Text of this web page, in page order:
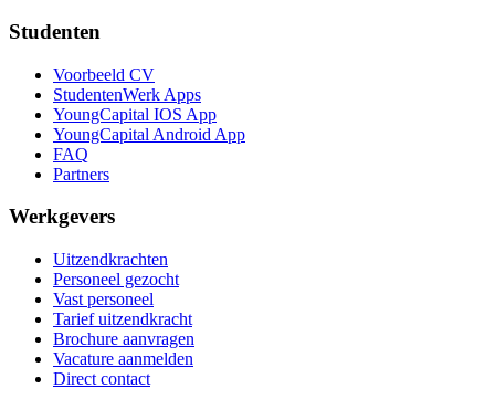
Studenten
Voorbeeld CV
StudentenWerk Apps
YoungCapital IOS App
YoungCapital Android App
FAQ
Partners
Werkgevers
Uitzendkrachten
Personeel gezocht
Vast personeel
Tarief uitzendkracht
Brochure aanvragen
Vacature aanmelden
Direct contact